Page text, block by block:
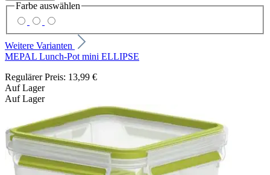
Farbe auswählen
Weitere Varianten
MEPAL Lunch-Pot mini ELLIPSE
Regulärer Preis: 13,99 €
Auf Lager
Auf Lager